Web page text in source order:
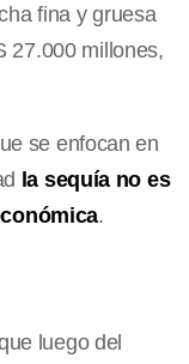
fina y gruesa
27.000 millones,
se enfocan en
la sequía no es
.
luego del